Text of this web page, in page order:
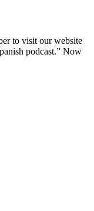
to visit our website
podcast.” Now